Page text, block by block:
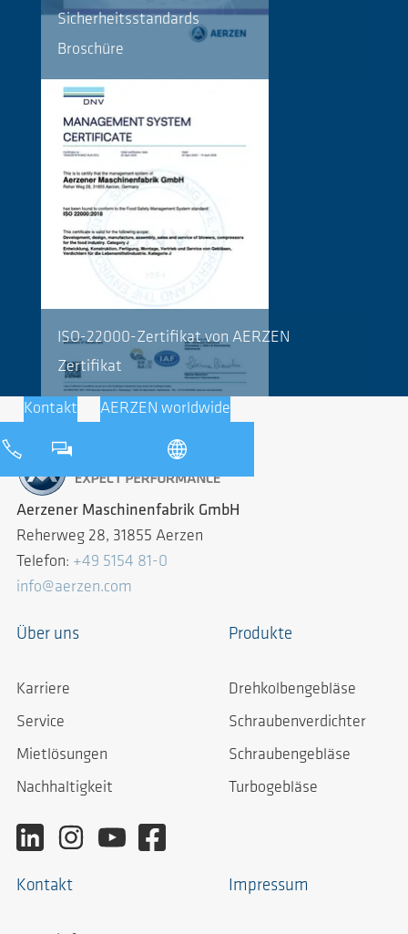
Sicherheitsstandards
Broschüre
ISO-22000-Zertifikat von AERZEN
Zertifikat
Kontakt AERZEN worldwide
Aerzener Maschinenfabrik GmbH
Reherweg 28, 31855 Aerzen
Telefon: +49 5154 81-0
info@aerzen.com
Über uns
Karriere
Service
Mietlösungen
Nachhaltigkeit
Produkte
Drehkolbengebläse
Schraubenverdichter
Schraubengebläse
Turbogebläse
Kontakt Impressum